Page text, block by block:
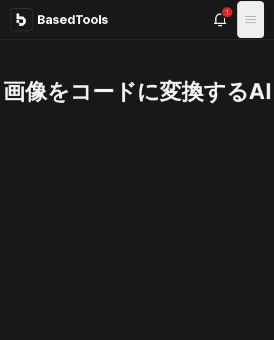
BasedTools
BasedTools 1
Open
画像をコードに変換するAI